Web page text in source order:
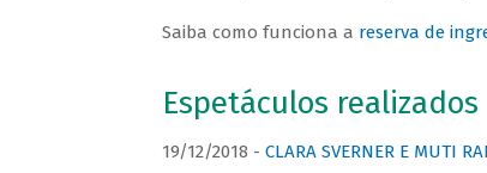
Saiba como funciona a reserva de
Espetáculos realizados
19/12/2018 - CLARA SVERNER E MUTI